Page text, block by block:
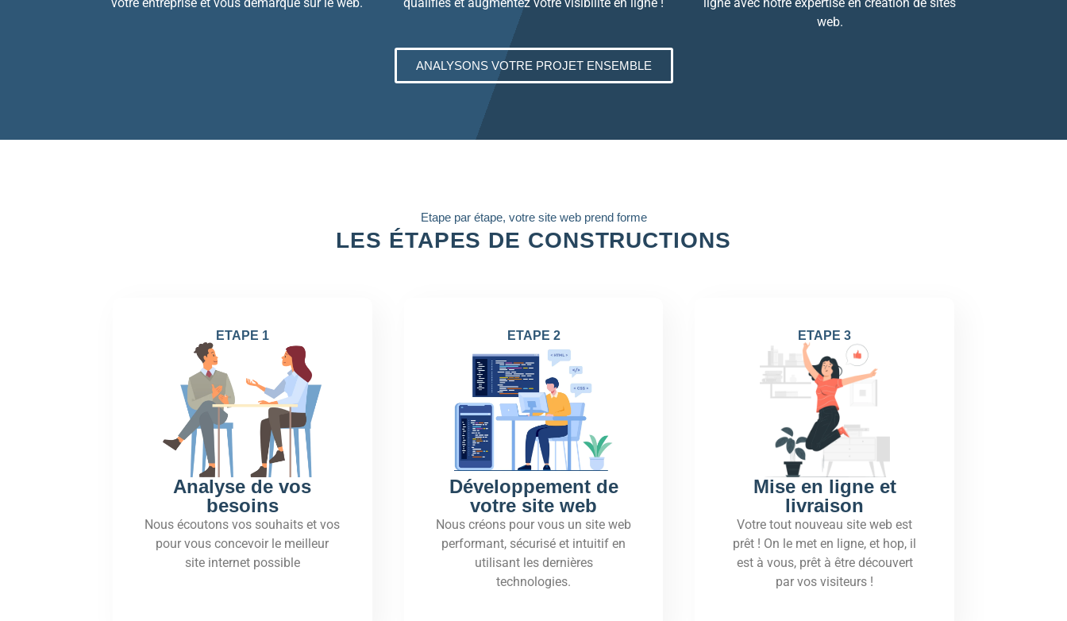
web.
ANALYSONS VOTRE PROJET ENSEMBLE
Etape par étape, votre site web prend forme
LES ÉTAPES DE CONSTRUCTIONS
ETAPE 1
Analyse de vos
besoins
Nous écoutons vos souhaits et vos
pour vous concevoir le meilleur
site internet possible
ETAPE 2
Développement de
votre site web
Nous créons pour vous un site web
performant, sécurisé et intuitif en
utilisant les dernières
technologies.
ETAPE 3
Mise en ligne et
livraison
Votre tout nouveau site web est
prêt ! On le met en ligne, et hop, il
est à vous, prêt à être découvert
par vos visiteurs !